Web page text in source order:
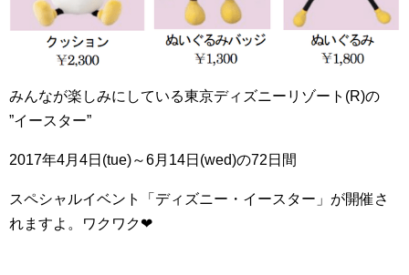
みんなが楽しみにしている東京ディズニーリゾート(R)の
”イースター”
2017年4月 4日(tue)～6月 14日(wed)の72 日間
スペシャルイベント「ディズニー・イースター」が開催さ
れますよ。ワクワク❤︎